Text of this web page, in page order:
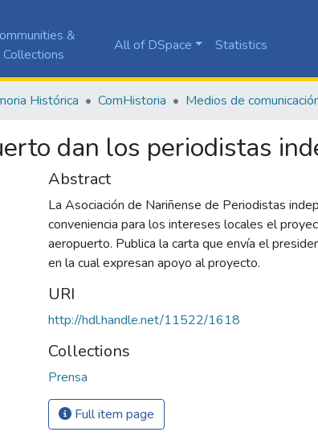
&
Collections
All of DSpace Statistics
Histórica ComHistoria Medios de
dan los periodistas
Abstract
La Asociación de Nariñense de Periodistas
conveniencia para los intereses locales el
aeropuerto. Publica la carta que envía el
en la cual expresan apoyo al proyecto.
URI
http://hdl.handle.net/11522/1618
Collections
Prensa
Full item page